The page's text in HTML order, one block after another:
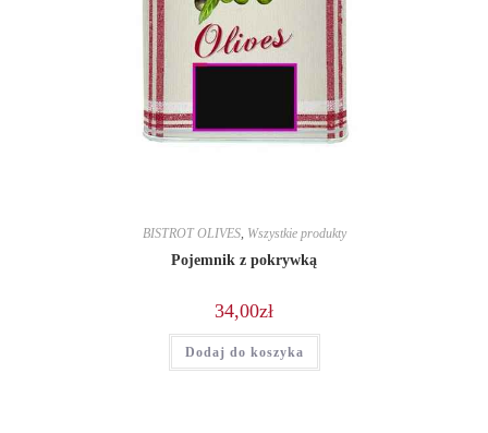
BISTROT OLIVES, Wszystkie produkty
Pojemnik z pokrywką
34,00zł
Dodaj do koszyka